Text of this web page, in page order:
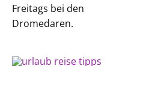
Freitags bei den
Dromedaren.